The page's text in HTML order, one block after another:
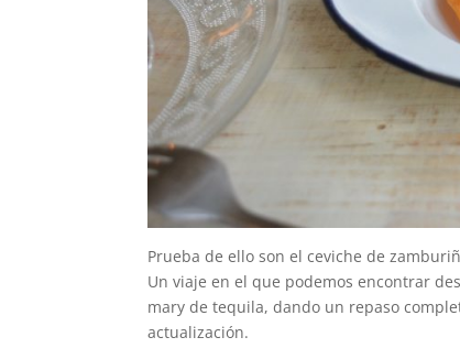
Prueba de ello son el ceviche de
Un viaje en el que podemos encontrar
mary de tequila, dando un repaso
actualización.